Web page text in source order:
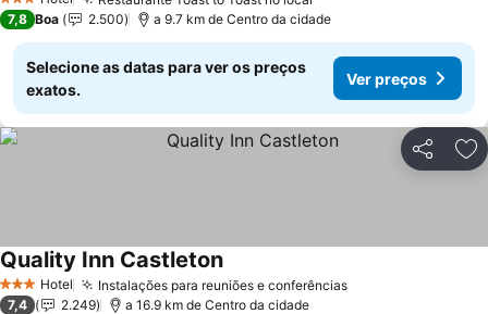
3 Estrelas
7,8 Boa 2.500 a 9.7 km de Centro da cidade
Selecione as datas para ver os preços
exatos.
Ver preços
Partilhar
3 EstrelasHotel Instalações para reuniões e conferências
Quality Inn Castleton
7,4 2.249 a 16.9 km de Centro da cidade